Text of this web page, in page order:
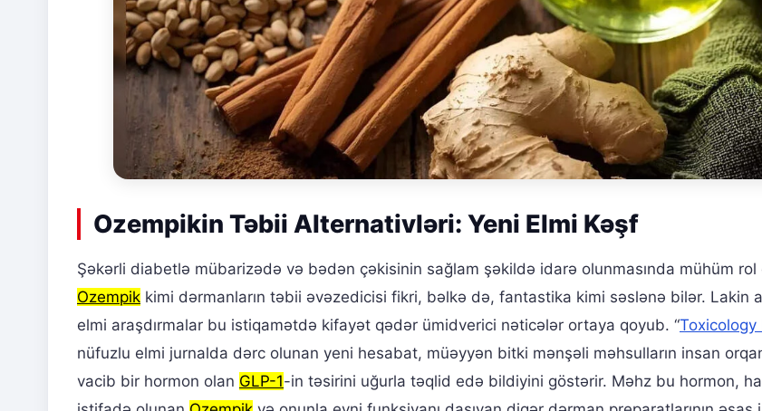
Ozempikin Təbii Alternativləri: Yeni Elmi Kəşf
Şəkərli diabetlə mübarizədə və bədən çəkisinin sağlam şəkildə idarə olunmasında mühüm rol
Ozempik kimi dərmanların təbii əvəzedicisi fikri, bəlkə də, fantastika kimi səslənə bilər. Lakin
elmi araşdırmalar bu istiqamətdə kifayət qədər ümidverici nəticələr ortaya qoyub. “Toxicology
nüfuzlu elmi jurnalda dərc olunan yeni hesabat, müəyyən bitki mənşəli məhsulların insan
vacib bir hormon olan GLP-1-in təsirini uğurla təqlid edə bildiyini göstərir. Məhz bu hormon,